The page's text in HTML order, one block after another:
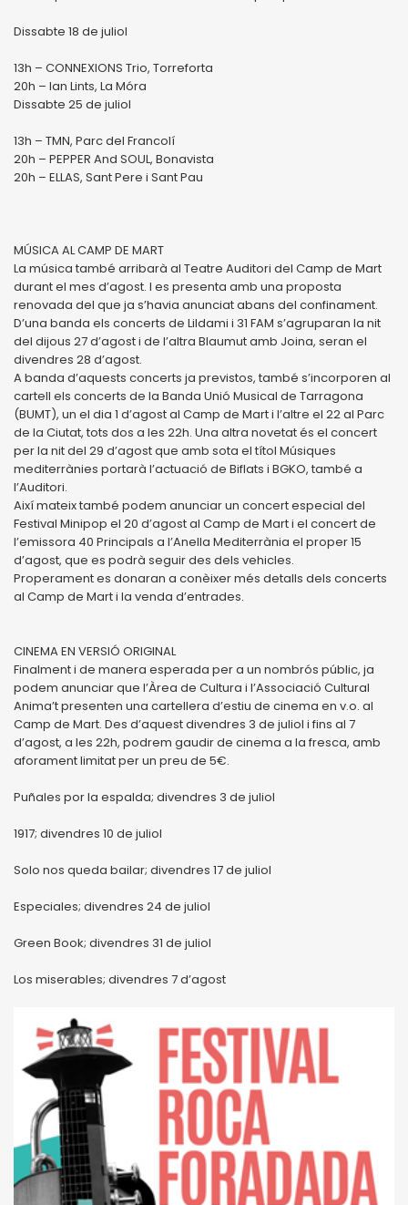
Dissabte 18 de juliol
13h – CONNEXIONS Trio, Torreforta
20h – Ian Lints, La Móra
Dissabte 25 de juliol
13h – TMN, Parc del Francolí
20h – PEPPER And SOUL, Bonavista
20h – ELLAS, Sant Pere i Sant Pau
MÚSICA AL CAMP DE MART
La música també arribarà al Teatre Auditori del Camp de Mart
durant el mes d’agost. I es presenta amb una proposta
renovada del que ja s’havia anunciat abans del confinament.
D’una banda els concerts de Lildami i 31 FAM s’agruparan la nit
del dijous 27 d’agost i de l’altra Blaumut amb Joina, seran el
divendres 28 d’agost.
A banda d’aquests concerts ja previstos, també s’incorporen al
cartell els concerts de la Banda Unió Musical de Tarragona
(BUMT), un el dia 1 d’agost al Camp de Mart i l’altre el 22 al Parc
de la Ciutat, tots dos a les 22h. Una altra novetat és el concert
per la nit del 29 d’agost que amb sota el títol Músiques
mediterrànies portarà l’actuació de Biflats i BGKO, també a
l’Auditori.
Així mateix també podem anunciar un concert especial del
Festival Minipop el 20 d’agost al Camp de Mart i el concert de
l’emissora 40 Principals a l’Anella Mediterrània el proper 15
d’agost, que es podrà seguir des dels vehicles.
Properament es donaran a conèixer més detalls dels concerts
al Camp de Mart i la venda d’entrades.
CINEMA EN VERSIÓ ORIGINAL
Finalment i de manera esperada per a un nombrós públic, ja
podem anunciar que l’Àrea de Cultura i l’Associació Cultural
Anima’t presenten una cartellera d’estiu de cinema en v.o. al
Camp de Mart. Des d’aquest divendres 3 de juliol i fins al 7
d’agost, a les 22h, podrem gaudir de cinema a la fresca, amb
aforament limitat per un preu de 5€.
Puñales por la espalda; divendres 3 de juliol
1917; divendres 10 de juliol
Solo nos queda bailar; divendres 17 de juliol
Especiales; divendres 24 de juliol
Green Book; divendres 31 de juliol
Los miserables; divendres 7 d’agost